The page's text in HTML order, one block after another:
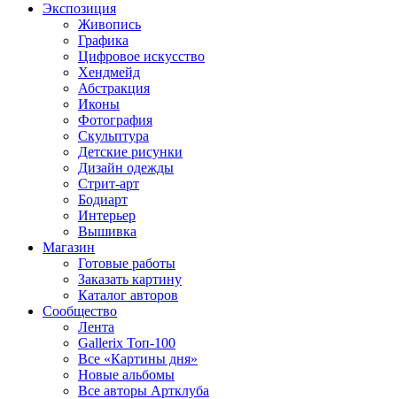
Экспозиция
Живопись
Графика
Цифровое искусство
Хендмейд
Абстракция
Иконы
Фотография
Скульптура
Детские рисунки
Дизайн одежды
Стрит-арт
Бодиарт
Интерьер
Вышивка
Магазин
Готовые работы
Заказать картину
Каталог авторов
Сообщество
Лента
Gallerix Топ-100
Все «Картины дня»
Новые альбомы
Все авторы Артклуба